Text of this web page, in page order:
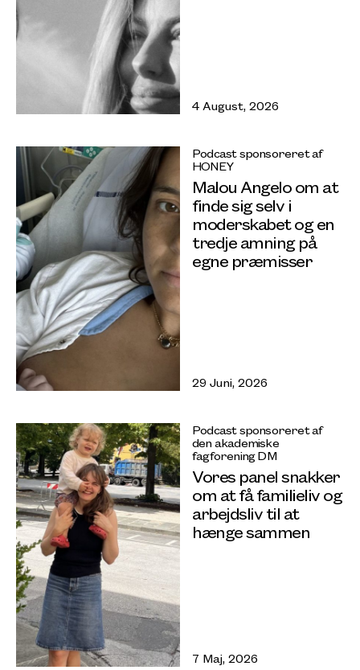
4 August, 2026
Podcast sponsoreret af
HONEY
Malou Angelo om at
finde sig selv i
moderskabet og en
tredje amning på
egne præmisser
29 Juni, 2026
Podcast sponsoreret af
den akademiske
fagforening DM
Vores panel snakker
om at få familieliv og
arbejdsliv til at
hænge sammen
7 Maj, 2026